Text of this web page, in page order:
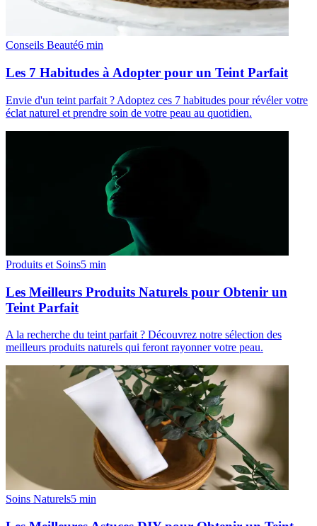
Conseils Beauté6 min
Les 7 Habitudes à Adopter pour un Teint Parfait
Envie d'un teint parfait ? Adoptez ces 7 habitudes pour révéler votre
éclat naturel et prendre soin de votre peau au quotidien.
Produits et Soins5 min
Les Meilleurs Produits Naturels pour Obtenir un
Teint Parfait
A la recherche du teint parfait ? Découvrez notre sélection des
meilleurs produits naturels qui feront rayonner votre peau.
Soins Naturels5 min